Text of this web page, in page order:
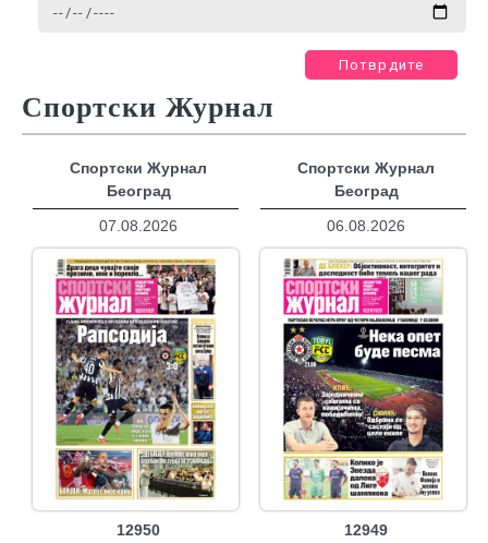
Потврдите
Спортски Журнал
Спортски Журнал
Београд
07.08.2026
12950
Спортски Журнал
Београд
06.08.2026
12949